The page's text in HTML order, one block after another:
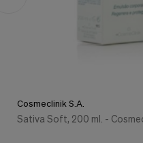
Cosmeclinik S.A.
Sativa Soft, 200 ml. -